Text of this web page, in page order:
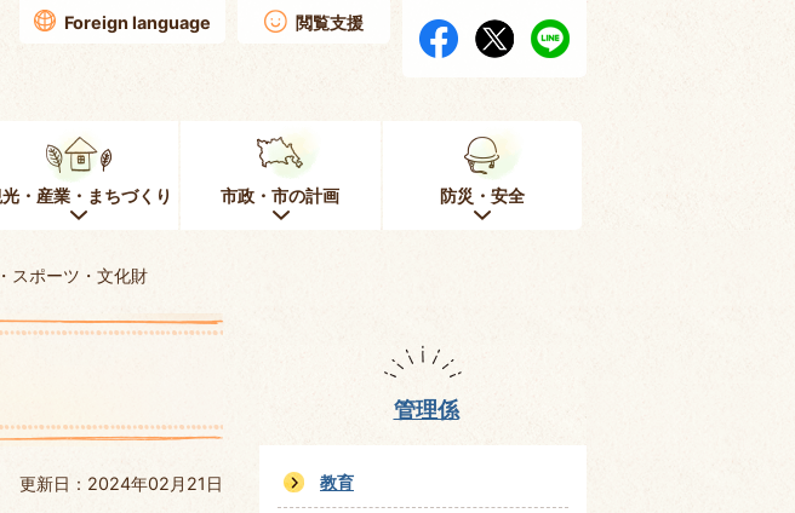
Foreign language 閲覧支援
・産業・まちづくり 市政・市の計画 防災・安全
スポーツ・文化財
更新日：2024年02月21日
管理係
教育